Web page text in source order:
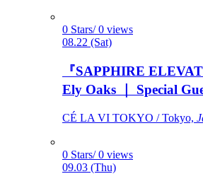
0 Stars/ 0 views
08.22 (Sat)
『SAPPHIRE
Ely Oaks ｜ Special
CÉ LA VI TOKYO / Tokyo,
0 Stars/ 0 views
09.03 (Thu)